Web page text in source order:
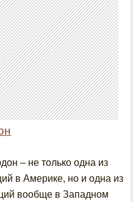
– не только одна из
в Америке, но и одна из
вообще в Западном